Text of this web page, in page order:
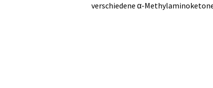
verschiedene α-